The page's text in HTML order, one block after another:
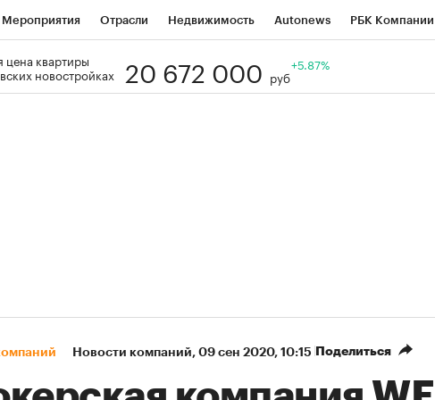
Мероприятия Отрасли Недвижимость Autonews РБК Компании
Визионеры
цена квартиры
новостройках
20 672 000 руб
+5.87%
Новости компаний⁠, 09 сен 2020, 10:15 Поделиться